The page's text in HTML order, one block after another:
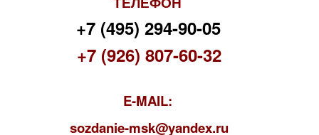
+7 (495) 294-90-05
+7 (926) 807-60-32
E-MAIL:
sozdanie-msk@yandex.ru